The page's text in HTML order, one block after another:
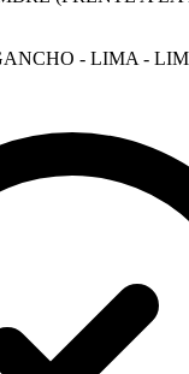
- LIMA -